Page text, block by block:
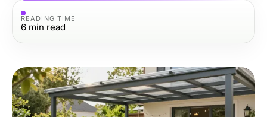
READING TIME
6 min read